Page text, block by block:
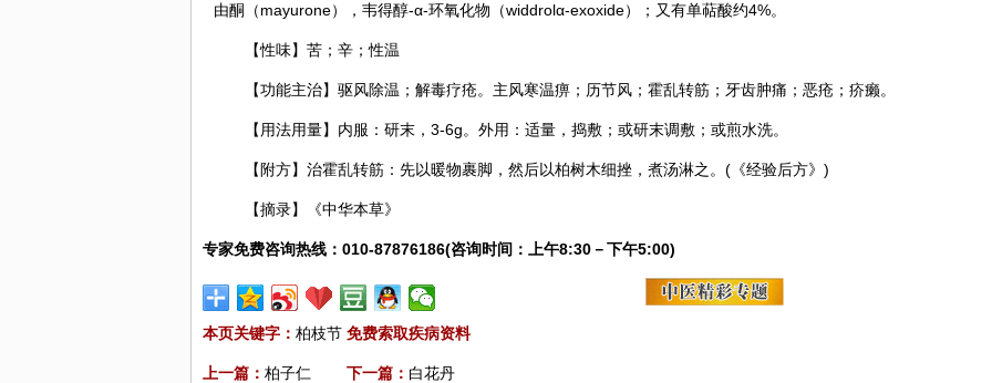
由酮（mayurone），韦得醇-α-环氧化物（widdrolα-exoxide）；又有单萜酸约4%。
【性味】苦；辛；性温
【功能主治】驱风除温；解毒疗疮。主风寒温痹；历节风；霍乱转筋；牙齿肿痛；恶疮；疥癞。
【用法用量】内服：研末，3-6g。外用：适量，捣敷；或研末调敷；或煎水洗。
【附方】治霍乱转筋：先以暖物裹脚，然后以柏树木细挫，煮汤淋之。(《经验后方》)
【摘录】《中华本草》
专家免费咨询热线：010-87876186(咨询时间：上午8:30－下午5:00)
本页关键字： 柏枝节 免费索取疾病资料
上一篇： 柏子仁 下一篇： 白花丹